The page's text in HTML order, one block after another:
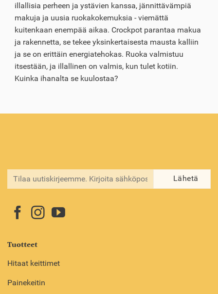
illallisia perheen ja ystävien kanssa, jännittävämpiä
makuja ja uusia ruokakokemuksia - viemättä
kuitenkaan enempää aikaa. Crockpot parantaa makua
ja rakennetta, se tekee yksinkertaisesta mausta kalliin
ja se on erittäin energiatehokas. Ruoka valmistuu
itsestään, ja illallinen on valmis, kun tulet kotiin.
Kuinka ihanalta se kuulostaa?
Tuotteet
Hitaat keittimet
Painekeitin